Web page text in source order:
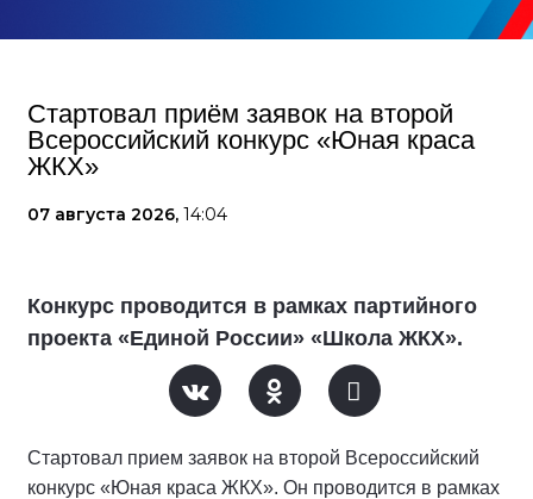
Стартовал приём заявок на второй
Всероссийский конкурс «Юная краса
ЖКХ»
07 августа 2026, 14:04
Конкурс проводится в рамках партийного
проекта «Единой России» «Школа ЖКХ».
Стартовал прием заявок на второй Всероссийский
конкурс «Юная краса ЖКХ». Он проводится в рамках